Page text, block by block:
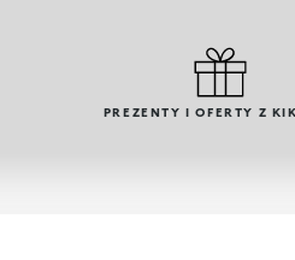
PREZENTY I OFERTY Z